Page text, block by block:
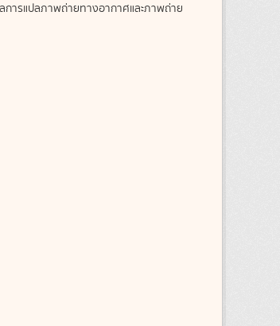
การแปลภาพถ่ายทางอากาศและภาพถ่าย